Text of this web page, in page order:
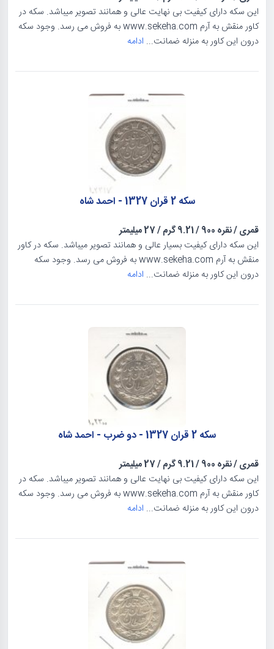
این سکه دارای کیفیت بی نهایت عالی و همانند تصویر میباشد. سکه در
کاور منقش به آرم www.sekeha.com به فروش می رسد. وجود سکه
درون این کاور به منزله ضمانت... ادامه
سکه 2 قران 1327 - احمد شاه
قمری/نقره 900 /9.21 گرم /27 میلیمتر
این سکه دارای کیفیت بسیار عالی و همانند تصویر میباشد. سکه در کاور
منقش به آرم www.sekeha.com به فروش می رسد. وجود سکه
درون این کاور به منزله ضمانت... ادامه
سکه 2 قران 1327 - دو ضرب - احمد شاه
قمری/نقره 900 /9.21 گرم /27 میلیمتر
این سکه دارای کیفیت بی نهایت عالی و همانند تصویر میباشد. سکه در
کاور منقش به آرم www.sekeha.com به فروش می رسد. وجود سکه
درون این کاور به منزله ضمانت... ادامه